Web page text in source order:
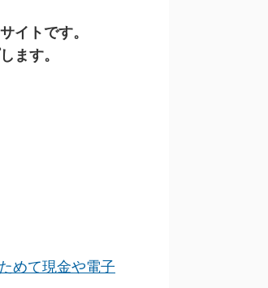
イトです。
ます。